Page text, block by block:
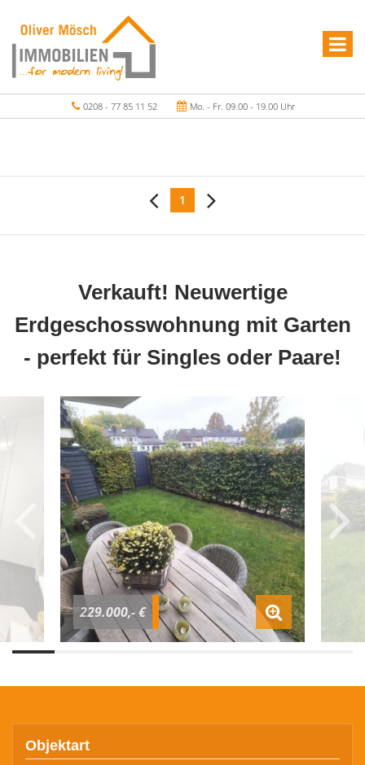
0208 - 77 85 11 52 Mo. - Fr. 09.00 - 19.00 Uhr
1
Verkauft! Neuwertige
Erdgeschosswohnung mit Garten
- perfekt für Singles oder Paare!
229.000,- €
Objektart